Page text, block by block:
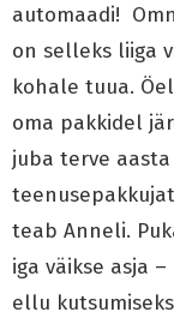
automaadi!
on selleks liiga
kohale tuua.
oma pakkidel
juba terve
teab Anneli.
iga väikse asja
ellu